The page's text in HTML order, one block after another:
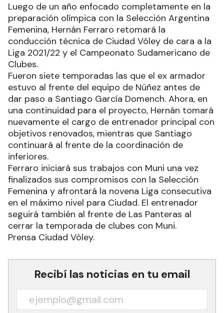
Luego de un año enfocado completamente en la
preparación olímpica con la Selección Argentina
Femenina, Hernán Ferraro retomará la
conducción técnica de Ciudad Vóley de cara a la
Liga 2021/22 y el Campeonato Sudamericano de
Clubes.
Fueron siete temporadas las que el ex armador
estuvo al frente del equipo de Núñez antes de
dar paso a Santiago García Domench. Ahora, en
una continuidad para el proyecto, Hernán tomará
nuevamente el cargo de entrenador principal con
objetivos renovados, mientras que Santiago
continuará al frente de la coordinación de
inferiores.
Ferraro iniciará sus trabajos con Muni una vez
finalizados sus compromisos con la Selección
Femenina y afrontará la novena Liga consecutiva
en el máximo nivel para Ciudad. El entrenador
seguirá también al frente de Las Panteras al
cerrar la temporada de clubes con Muni.
Prensa Ciudad Vóley.
Recibí las noticias en tu email